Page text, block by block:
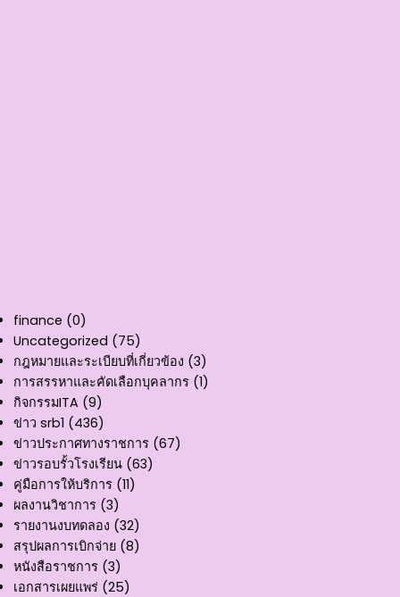
finance (0)
Uncategorized (75)
กฎหมายและระเบียบที่เกี่ยวข้อง (3)
การสรรหาและคัดเลือกบุคลากร (1)
กิจกรรมITA (9)
ข่าว srb1 (436)
ข่าวประกาศทางราชการ (67)
ข่าวรอบรั้วโรงเรียน (63)
คู่มือการให้บริการ (11)
ผลงานวิชาการ (3)
รายงานงบทดลอง (32)
สรุปผลการเบิกจ่าย (8)
หนังสือราชการ (3)
เอกสารเผยแพร่ (25)